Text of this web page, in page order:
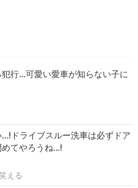
行…可愛い愛車が知らない子に
…!ドライブスルー洗車は必ずドア
めてやろうね…!
える